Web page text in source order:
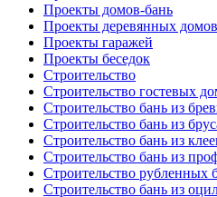
Проекты домов-бань
Проекты деревянных домов
Проекты гаражей
Проекты беседок
Строительство
Строительство гостевых
Строительство бань из
Строительство бань из
Строительство бань из
Строительство бань из
Строительство рубленных
Строительство бань из